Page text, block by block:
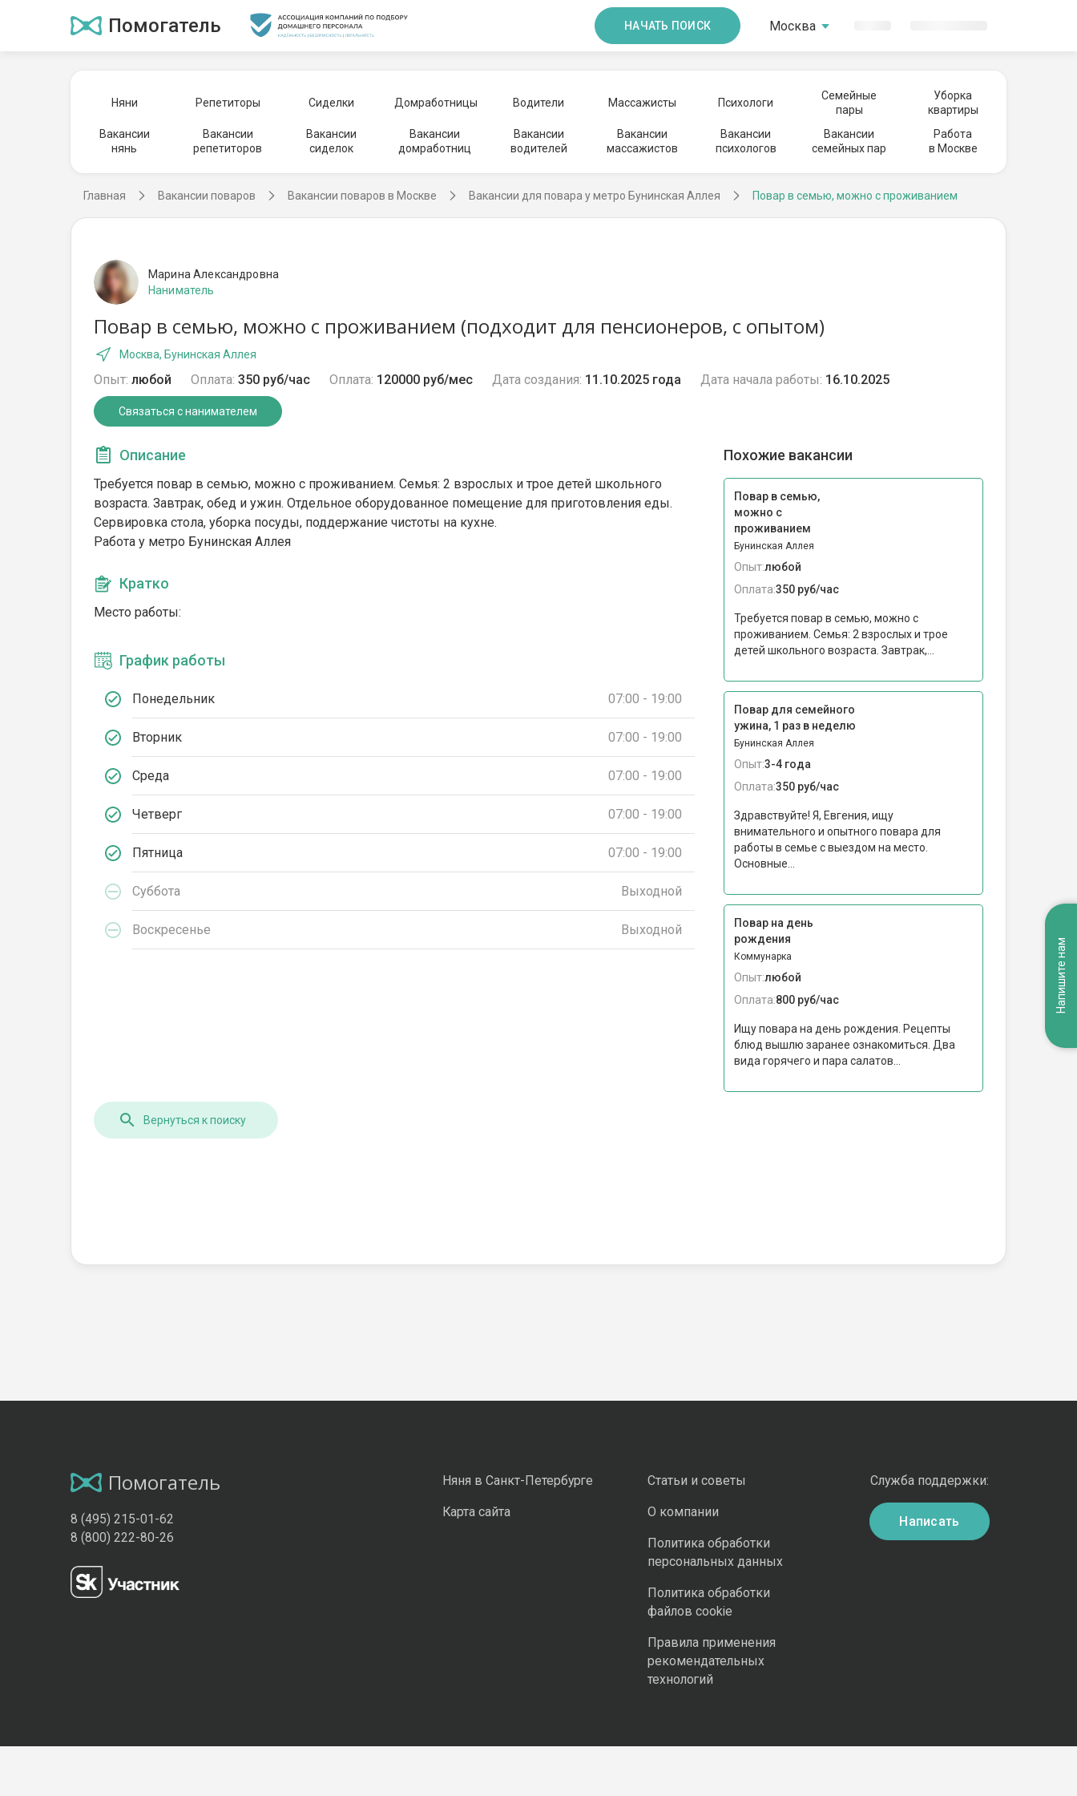
Помогатель НАЧАТЬ ПОИСК Москва
Няни Репетиторы Сиделки Домработницы Водители Массажисты Психологи
Семейные
пары
Уборка
квартиры
Вакансии
нянь
Вакансии
репетиторов
Вакансии
сиделок
Вакансии
домработниц
Вакансии
водителей
Вакансии
массажистов
Вакансии
психологов
Вакансии
семейных пар
Работа
в Москве
Главная Вакансии поваров Вакансии поваров в Москве Вакансии для повара у метро Бунинская Аллея Повар в семью, можно с проживанием
Марина Александровна
Наниматель
Повар в семью, можно с проживанием (подходит для пенсионеров, с опытом)
Москва, Бунинская Аллея
Опыт: любой Оплата: 350 руб/час Оплата: 120000 руб/мес Дата создания: 11.10.2025 года Дата начала работы: 16.10.2025
Связаться с нанимателем
Описание
Требуется повар в семью, можно с проживанием. Семья: 2 взрослых и трое детей школьного
возраста. Завтрак, обед и ужин. Отдельное оборудованное помещение для приготовления еды.
Сервировка стола, уборка посуды, поддержание чистоты на кухне.
Работа у метро Бунинская Аллея
Кратко
Место работы:
График работы
Понедельник 07:00 - 19:00
Вторник 07:00 - 19:00
Среда 07:00 - 19:00
Четверг 07:00 - 19:00
Пятница 07:00 - 19:00
Суббота Выходной
Воскресенье Выходной
Похожие вакансии
Повар в семью,
можно с
проживанием
Бунинская Аллея
Опыт:любой
Оплата:350 руб/час
Требуется повар в семью, можно с
проживанием. Семья: 2 взрослых и трое
детей школьного возраста. Завтрак,...
Повар для семейного
ужина, 1 раз в неделю
Бунинская Аллея
Опыт:3-4 года
Оплата:350 руб/час
Здравствуйте! Я, Евгения, ищу
внимательного и опытного повара для
работы в семье с выездом на место.
Основные...
Повар на день
рождения
Коммунарка
Опыт:любой
Оплата:800 руб/час
Ищу повара на день рождения. Рецепты
блюд вышлю заранее ознакомиться. Два
вида горячего и пара салатов...
Вернуться к поиску
Помогатель
8 (495) 215-01-62
8 (800) 222-80-26
Няня в Санкт-Петербурге
Карта сайта
Статьи и советы
О компании
Политика обработки
персональных данных
Политика обработки
файлов cookie
Правила применения
рекомендательных
технологий
Служба поддержки:
Написать
Напишите нам